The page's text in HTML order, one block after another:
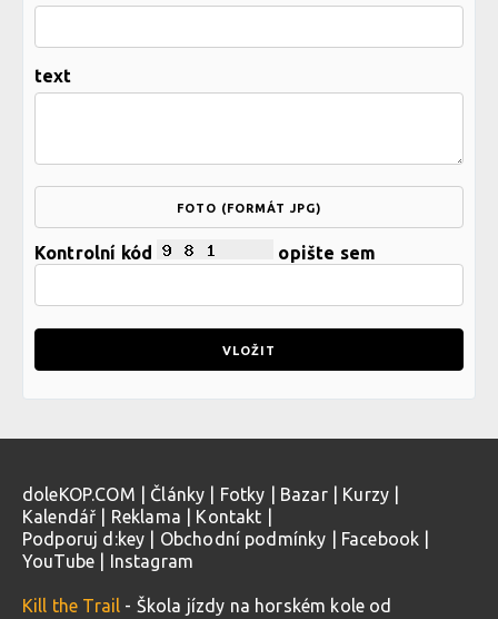
text
FOTO (FORMÁT JPG)
Kontrolní kód opište sem
doleKOP.COM Články Fotky Bazar| Kurzy
Kalendář
Reklama Kontakt
Podporuj d:key
Obchodní podmínky Facebook
YouTube
Instagram
Kill the Trail - Škola jízdy na horském kole od